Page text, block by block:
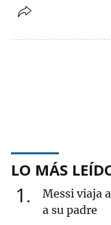
LO MÁS
1
Messi viaja
a su padre